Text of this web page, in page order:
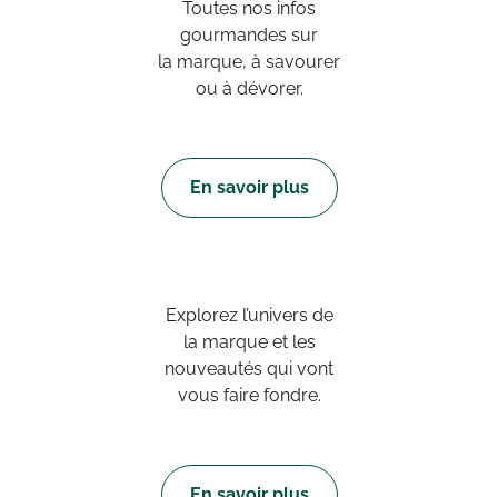
Toutes nos infos
gourmandes sur
la marque, à savourer
ou à dévorer.
En savoir plus
Explorez l’univers de
la marque et les
nouveautés qui vont
vous faire fondre.